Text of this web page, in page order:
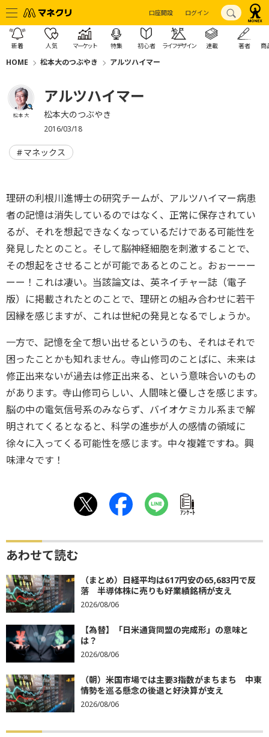
口座開設 ログイン
新着 人気 マーケット 特集 初心者 ライフデザイン 連載 著者 商
HOME 松本大のつぶやき アルツハイマー
松本 大
アルツハイマー
松本大のつぶやき
2016/03/18
マネックス
理研の利根川進博士の研究チームが、アルツハイマー病患
者の記憶は消失しているのではなく、正常に保存されてい
るが、それを想起できなくなっているだけである可能性を
発見したとのこと。そして脳神経細胞を刺激することで、
その想起をさせることが可能であるとのこと。おぉーーー
ーー！これは凄い。当該論文は、英ネイチャー誌（電子
版）に掲載されたとのことで、理研との組み合わせに若干
因縁を感じますが、これは世紀の発見となるでしょうか。
一方で、記憶を全て想い出せるというのも、それはそれで
困ったことかも知れません。寺山修司のことばに、未来は
修正出来ないが過去は修正出来る、という意味合いのもの
があります。寺山修司らしい、人間味と優しさを感じます。
脳の中の電気信号系のみならず、バイオケミカル系まで解
明されてくるとなると、科学の進歩が人の感情の領域に
徐々に入ってくる可能性を感じます。中々複雑ですね。興
味津々です！
ｱﾝｹｰﾄ
あわせて読む
（まとめ）日経平均は617円安の65,683円で反
落 半導体株に売りも好業績銘柄が支え
2026/08/06
【為替】「日米通貨同盟の完成形」の意味と
は？
2026/08/06
（朝）米国市場では主要3指数がまちまち 中東
情勢を巡る懸念の後退と好決算が支え
2026/08/06